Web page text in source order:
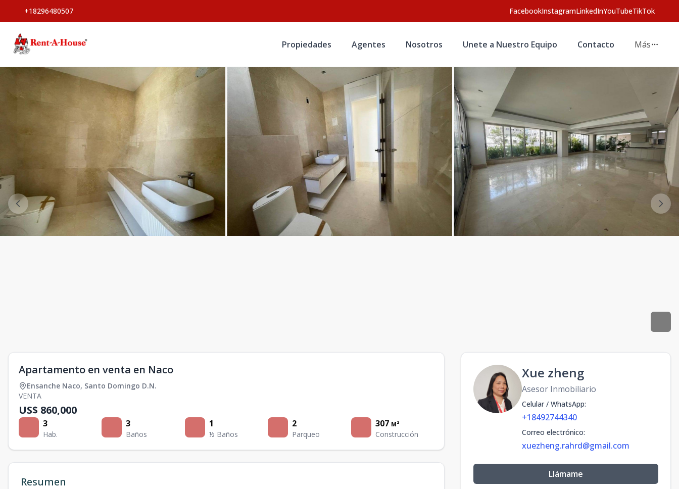
+18296480507 FacebookInstagramLinkedInYouTubeTikTok
Propiedades Agentes Nosotros Unete a Nuestro Equipo Contacto Más
Apartamento en venta en Naco
Ensanche Naco, Santo Domingo D.N.
VENTA
US$ 860,000
3
Hab.
3
Baños
1
½ Baños
2
Parqueo
307 M²
Construcción
Resumen
Xue zheng
Asesor Inmobiliario
Celular / WhatsApp:
+18492744340
Correo electrónico:
xuezheng.rahrd@gmail.com
Llámame